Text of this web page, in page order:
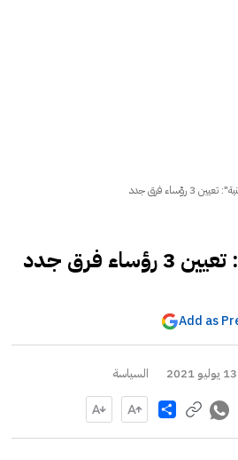
3 رؤساء فرق جدد
فرق جدد
Add as
السياسة
Share